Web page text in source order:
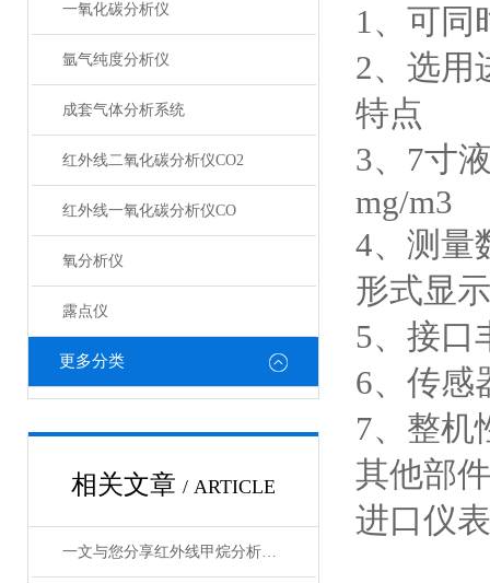
一氧化碳分析仪
氩气纯度分析仪
成套气体分析系统
红外线二氧化碳分析仪CO2
红外线一氧化碳分析仪CO
氧分析仪
露点仪
更多分类
相关文章 / ARTICLE
一文与您分享红外线甲烷分析仪的常见问题相应解决方法
1、可同
2、选用
特点
3、7寸
mg/m3
4、测量
形式显示
5、接口
6、传感
7、整机
其他部
进口仪